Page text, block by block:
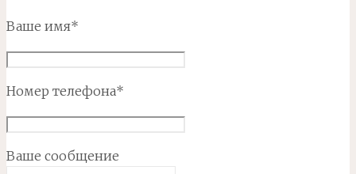
Ваше имя*
Номер телефона*
Ваше сообщение